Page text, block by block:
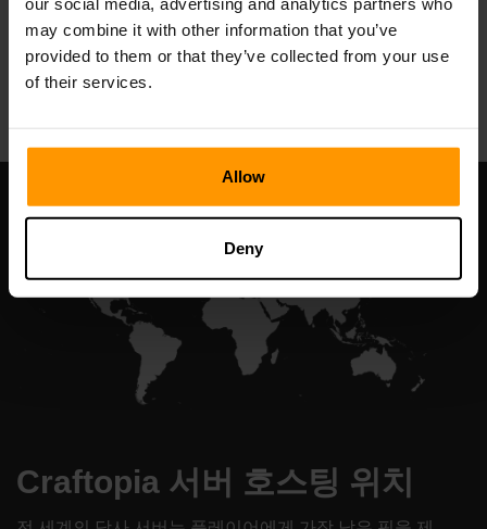
may combine it with other information that you’ve
provided to them or that they’ve collected from your use
of their services.
Allow
Deny
All Games
Craftopia 서버 호스팅 위치